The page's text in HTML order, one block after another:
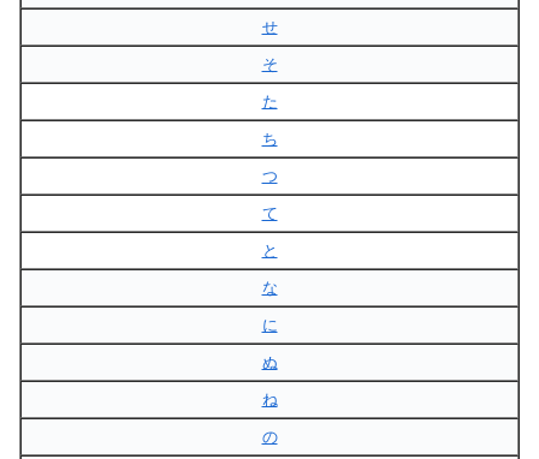
せ
そ
た
ち
つ
て
と
な
に
ぬ
ね
の